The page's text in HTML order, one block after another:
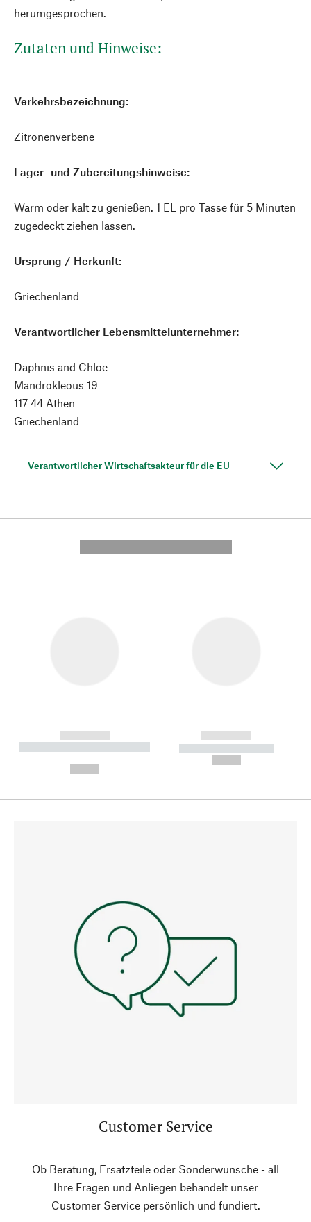
herumgesprochen.
Zutaten und Hinweise:
Verkehrsbezeichnung:
Zitronenverbene
Lager- und Zubereitungshinweise:
Warm oder kalt zu genießen. 1 EL pro Tasse für 5 Minuten
zugedeckt ziehen lassen.
Ursprung / Herkunft:
Griechenland
Verantwortlicher Lebensmittelunternehmer:
Daphnis and Chloe
Mandrokleous 19
117 44 Athen
Griechenland
Verantwortlicher Wirtschaftsakteur für die EU
------------
----------- ----------- --------
------------
----------- -----------
Customer Service
Ob Beratung, Ersatzteile oder Sonderwünsche - all
Ihre Fragen und Anliegen behandelt unser
Customer Service persönlich und fundiert.